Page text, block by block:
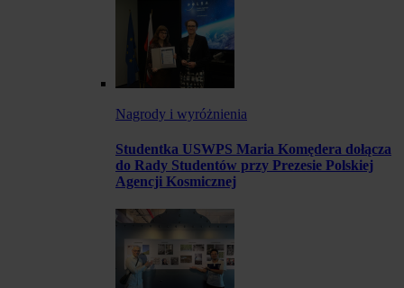
Nagrody i wyróżnienia
Studentka USWPS Maria Komędera dołącza
do Rady Studentów przy Prezesie Polskiej
Agencji Kosmicznej